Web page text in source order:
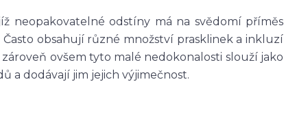
neopakovatelné odstíny má na svědomí příměs
obsahují různé množství prasklinek a inkluzí
ovšem tyto malé nedokonalosti slouží jako
a dodávají jim jejich výjimečnost.